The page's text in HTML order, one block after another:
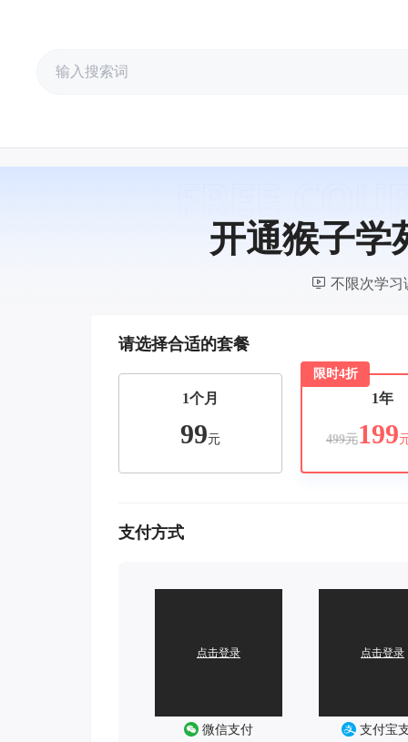
开通猴子学
不限次学习
请选择合适的套餐
1个月
99元
限时4折
1年
499元199
支付方式
点击登录
微信支付
点击登录
支付宝